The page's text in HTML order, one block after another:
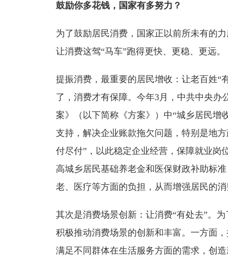
鼓励你多花钱，国家有多努力？
为了鼓励居民消费，国家正以前所未有的
让消费这驾“马车”跑得更快、更稳、更远。
提振消费，最重要的居民增收：让老百姓“
了，消费才有保障。今年3月，中共中央
案》（以下简称《方案》）中“城乡居民增
支持，解决企业账款拖欠问题，特别是地
付尽付”，以此稳定企业经营，保障就业岗
高城乡居民基础养老金和医保财政补助标
老、医疗等方面的负担，从而增强居民的消
其次是消费场景创新：让消费“有处去”。
积极推动消费场景的创新和丰富。一方面
满足不同群体在生活服务方面的需求，创